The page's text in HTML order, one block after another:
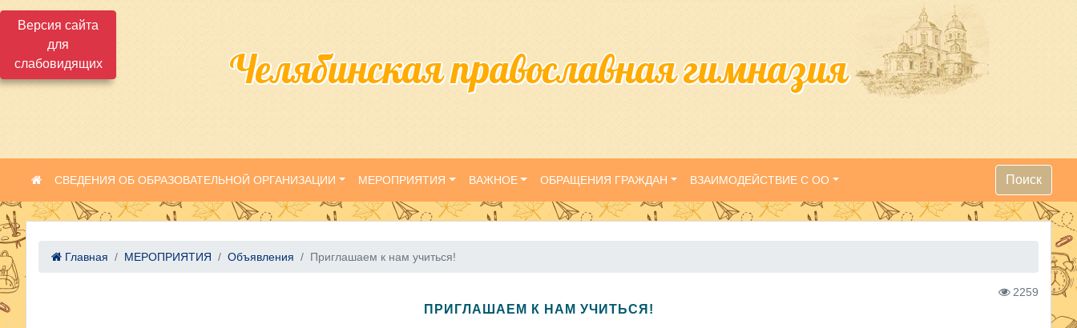
Версия сайта
для
слабовидящих
Челябинская православная гимназия
СВЕДЕНИЯ ОБ ОБРАЗОВАТЕЛЬНОЙ ОРГАНИЗАЦИИ МЕРОПРИЯТИЯ ВАЖНОЕ ОБРАЩЕНИЯ ГРАЖДАН ВЗАИМОДЕЙСТВИЕ С ОО Поиск
Главная МЕРОПРИЯТИЯ Объявления Приглашаем к нам учиться!
2259
ПРИГЛАШАЕМ К НАМ УЧИТЬСЯ!